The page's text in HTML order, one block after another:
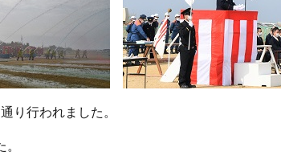
り行われました。